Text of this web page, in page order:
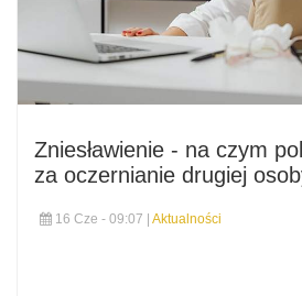
Zniesławienie - na czym
za oczernianie drugiej
16 Cze - 09:07 | Aktualności